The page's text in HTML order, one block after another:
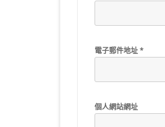
電子郵件地址*
個人網站網址